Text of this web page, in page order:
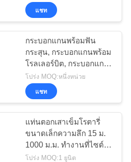
น้ำ
47
แชท
กระบอกแกนพร้อมฟัน
กระสุน, กระบอกแกนพร้อม
โรลเลอร์บิต, กระบอกแกน
คัตเตอร์ครอส
โปร่ง MOQ:หนึ่งหน่วย
แชท
แท่นตอกเสาเข็มโรตารี่
ขนาดเล็กความลึก 15 ม.
1000 ม.ม. ทำงานที่ไซต์
งานที่จำกัดการเข้าถึง
โปร่ง MOQ:1 ยูนิต